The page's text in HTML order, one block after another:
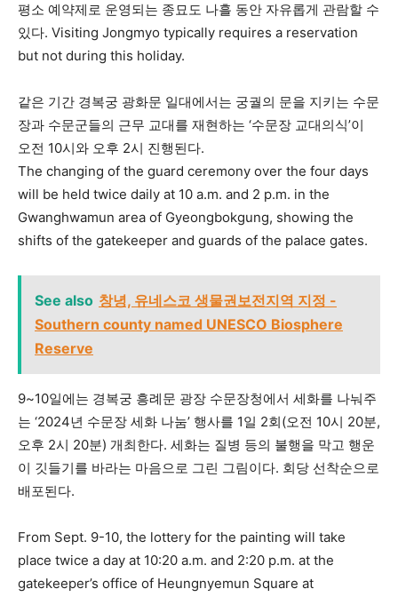
평소 예약제로 운영되는 종묘도 나흘 동안 자유롭게 관람할 수
있다. Visiting Jongmyo typically requires a reservation
but not during this holiday.
같은 기간 경복궁 광화문 일대에서는 궁궐의 문을 지키는 수문
장과 수문군들의 근무 교대를 재현하는 ‘수문장 교대의식’이
오전 10시와 오후 2시 진행된다.
The changing of the guard ceremony over the four days
will be held twice daily at 10 a.m. and 2 p.m. in the
Gwanghwamun area of Gyeongbokgung, showing the
shifts of the gatekeeper and guards of the palace gates.
See also 창녕, 유네스코 생물권보전지역 지정 -
Southern county named UNESCO Biosphere
Reserve
9~10일에는 경복궁 흥례문 광장 수문장청에서 세화를 나눠주
는 ‘2024년 수문장 세화 나눔’ 행사를 1일 2회(오전 10시 20분,
오후 2시 20분) 개최한다. 세화는 질병 등의 불행을 막고 행운
이 깃들기를 바라는 마음으로 그린 그림이다. 회당 선착순으로
배포된다.
From Sept. 9-10, the lottery for the painting will take
place twice a day at 10:20 a.m. and 2:20 p.m. at the
gatekeeper’s office of Heungnyemun Square at